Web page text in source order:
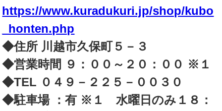
https://www.kuradukuri.jp/shop/kubo
_honten.php
◆住所 川越市久保町５－３
◆営業時間 ９：００～２０：００ ※１
◆TEL ０４９－２２５－００３０
◆駐車場 ：有 ※１ 水曜日のみ１８：